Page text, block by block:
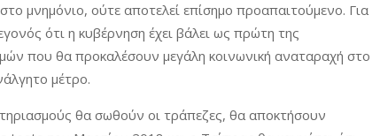
μνημόνιο, ούτε αποτελεί επίσημο προαπαιτούμενο. Για
ότι η κυβέρνηση έχει βάλει ως πρώτη της
που θα προκαλέσουν μεγάλη κοινωνική αναταραχή στο
μέτρο.
θα σωθούν οι τράπεζες, θα αποκτήσουν